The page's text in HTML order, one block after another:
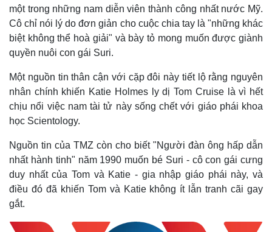
Kinh tế
Bất động sản
Khởi nghiệp
Giá vàng
Tiêu dùng
Tỷ giá
Chứng khoán
Giá cà phê
một trong những nam diễn viên thành công nhất nước Mỹ.
Cô chỉ nói lý do đơn giản cho cuộc chia tay là "những khác
biệt không thể hoà giải" và bày tỏ mong muốn được giành
quyền nuôi con gái Suri.
Một nguồn tin thân cận với cặp đôi này tiết lộ rằng nguyên
nhân chính khiến Katie Holmes ly dị Tom Cruise là vì hết
chịu nổi việc nam tài tử này sống chết với giáo phái khoa
học Scientology.
Nguồn tin của TMZ còn cho biết "Người đàn ông hấp dẫn
nhất hành tinh" năm 1990 muốn bé Suri - cô con gái cưng
duy nhất của Tom và Katie - gia nhập giáo phái này, và
điều đó đã khiến Tom và Katie không ít lẫn tranh cãi gay
gắt.